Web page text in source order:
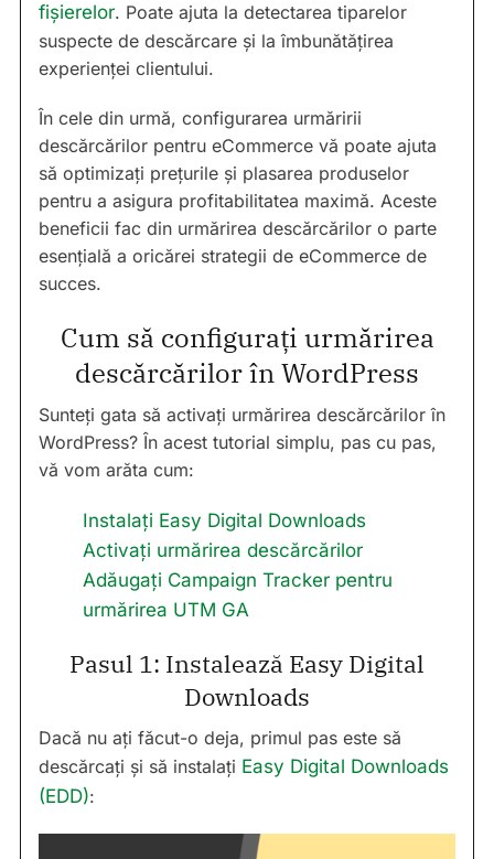
fișierelor. Poate ajuta la detectarea tiparelor
suspecte de descărcare și la îmbunătățirea
experienței clientului.
În cele din urmă, configurarea urmăririi
descărcărilor pentru eCommerce vă poate ajuta
să optimizați prețurile și plasarea produselor
pentru a asigura profitabilitatea maximă. Aceste
beneficii fac din urmărirea descărcărilor o parte
esențială a oricărei strategii de eCommerce de
succes.
Cum să configurați urmărirea
descărcărilor în WordPress
Sunteți gata să activați urmărirea descărcărilor în
WordPress? În acest tutorial simplu, pas cu pas,
vă vom arăta cum:
Instalați Easy Digital Downloads
Activați urmărirea descărcărilor
Adăugați Campaign Tracker pentru
urmărirea UTM GA
Pasul 1: Instalează Easy Digital
Downloads
Dacă nu ați făcut-o deja, primul pas este să
descărcați și să instalați Easy Digital Downloads
(EDD):